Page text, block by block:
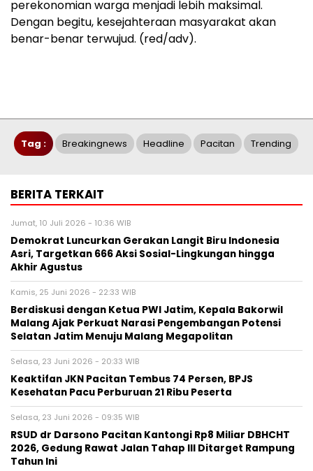
perekonomian warga menjadi lebih maksimal.
Dengan begitu, kesejahteraan masyarakat akan
benar-benar terwujud. (red/adv).
Tag : Breakingnews Headline Pacitan Trending
BERITA TERKAIT
Jumat, 10 Juli 2026 - 10:36 WIB
Demokrat Luncurkan Gerakan Langit Biru Indonesia
Asri, Targetkan 666 Aksi Sosial-Lingkungan hingga
Akhir Agustus
Kamis, 25 Juni 2026 - 22:33 WIB
Berdiskusi dengan Ketua PWI Jatim, Kepala Bakorwil
Malang Ajak Perkuat Narasi Pengembangan Potensi
Selatan Jatim Menuju Malang Megapolitan
Selasa, 23 Juni 2026 - 20:33 WIB
Keaktifan JKN Pacitan Tembus 74 Persen, BPJS
Kesehatan Pacu Perburuan 21 Ribu Peserta
Selasa, 23 Juni 2026 - 09:35 WIB
RSUD dr Darsono Pacitan Kantongi Rp8 Miliar DBHCHT
2026, Gedung Rawat Jalan Tahap III Ditarget Rampung
Tahun Ini